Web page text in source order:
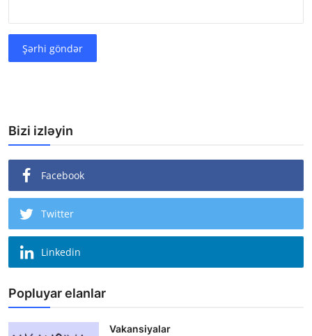
Şərhi göndər
Bizi izləyin
Facebook
Twitter
Linkedin
Popluyar elanlar
Vakansiyalar